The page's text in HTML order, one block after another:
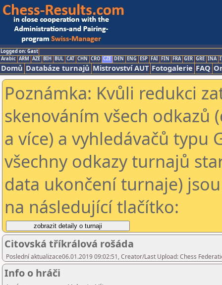
Logged on: Gast
Arabic ARM AZE BIH BUL CAT CHN CRO CZE DEN ENG ESP FAI FIN FRA GER GRE INA
Domů Databáze turnajů Mistrovství AUT Fotogalerie FAQ
Poznámka: Kvůli redukci
skenováním všech odkazů
a více) a vyhledávačů typu
všechny odkazy turnajů
data ukončení turnaje)
na následující tlačítko:
Citovská tříkrálová rošáda
Poslední aktualizace06.01.2019 09:02:51, Creator/Last Upload: Chess
Info o hráči